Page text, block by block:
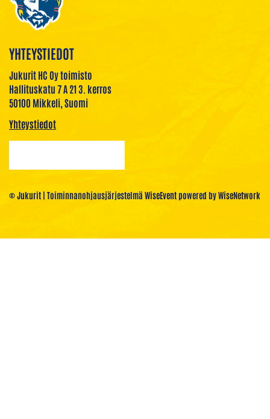
YHTEYSTIEDOT
Jukurit HC Oy toimisto
Hallituskatu 7 A 21 3. kerros
50100 Mikkeli, Suomi
Yhteystiedot
© Jukurit | Toiminnanohjausjärjestelmä WiseEventpowered byWiseNetwork